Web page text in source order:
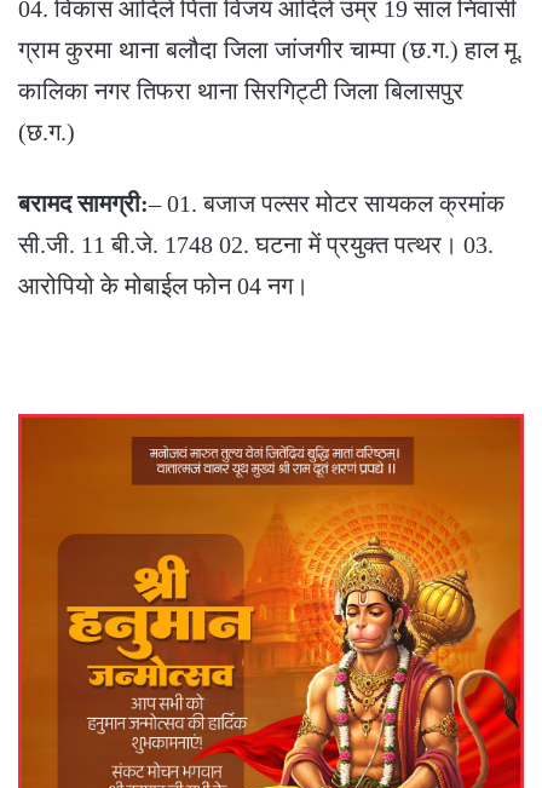
04. विकास आदिले पिता विजय आदिले उम्र 19 साल निवासी
ग्राम कुरमा थाना बलौदा जिला जांजगीर चाम्पा (छ.ग.) हाल मू.
कालिका नगर तिफरा थाना सिरगिट्टी जिला बिलासपुर
(छ.ग.)
बरामद सामग्री:– 01. बजाज पल्सर मोटर सायकल क्रमांक
सी.जी. 11 बी.जे. 1748 02. घटना में प्रयुक्त पत्थर। 03.
आरोपियो के मोबाईल फोन 04 नग।